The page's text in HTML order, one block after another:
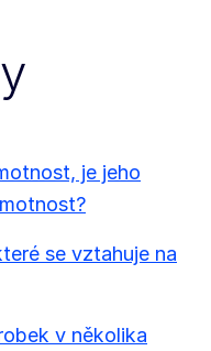
je jeho
se vztahuje na
v několika